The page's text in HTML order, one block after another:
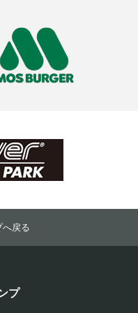
へ戻る
プ